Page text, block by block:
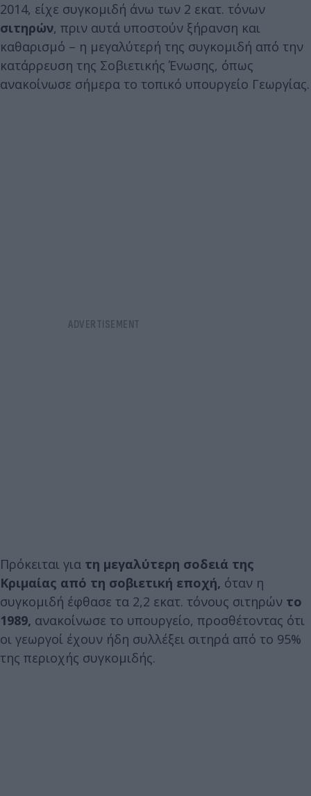
2014, είχε συγκομιδή άνω των 2 εκατ. τόνων
σιτηρών, πριν αυτά υποστούν ξήρανση και
καθαρισμό – η μεγαλύτερή της συγκομιδή από την
κατάρρευση της Σοβιετικής Ένωσης, όπως
ανακοίνωσε σήμερα το τοπικό υπουργείο Γεωργίας.
Πρόκειται για τη μεγαλύτερη σοδειά της
Κριμαίας από τη σοβιετική εποχή, όταν η
συγκομιδή έφθασε τα 2,2 εκατ. τόνους σιτηρών το
1989, ανακοίνωσε το υπουργείο, προσθέτοντας ότι
οι γεωργοί έχουν ήδη συλλέξει σιτηρά από το 95%
της περιοχής συγκομιδής.